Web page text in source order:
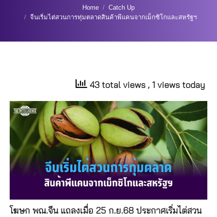
Home
Catch Up
จีนเริ่มไต่สวนการทุ่มตลาดสินค้าพีแคนจากเม็กซิโกและสหรัฐฯ
43 total views , 1 views today
โฆษก พณ.จีน แถลงเมื่อ 25 ก.ย.68 ประกาศเริ่มไต่สวน